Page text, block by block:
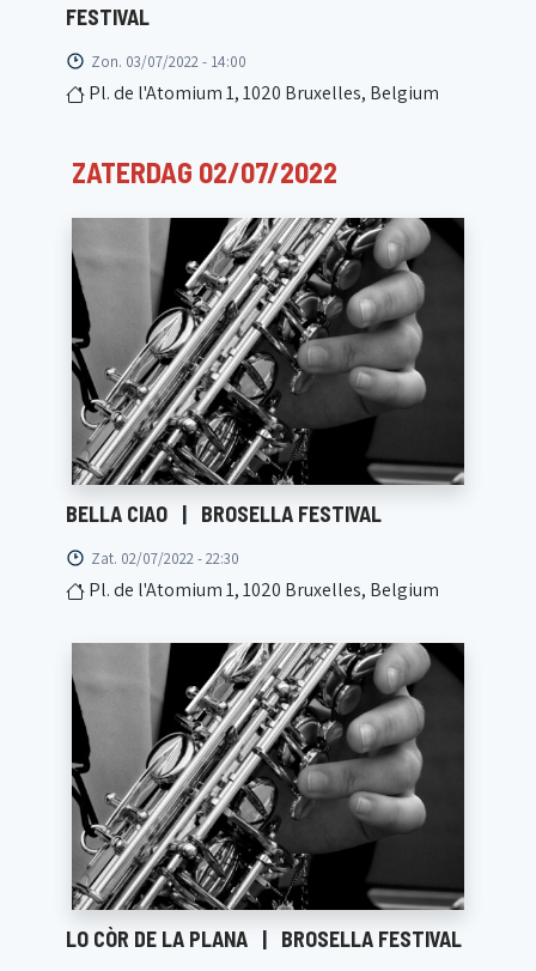
FESTIVAL
Zon. 03/07/2022 - 14:00
Pl. de l'Atomium 1, 1020 Bruxelles, Belgium
ZATERDAG 02/07/2022
BELLA CIAO | BROSELLA FESTIVAL
Zat. 02/07/2022 - 22:30
Pl. de l'Atomium 1, 1020 Bruxelles, Belgium
LO CÒR DE LA PLANA | BROSELLA FESTIVAL